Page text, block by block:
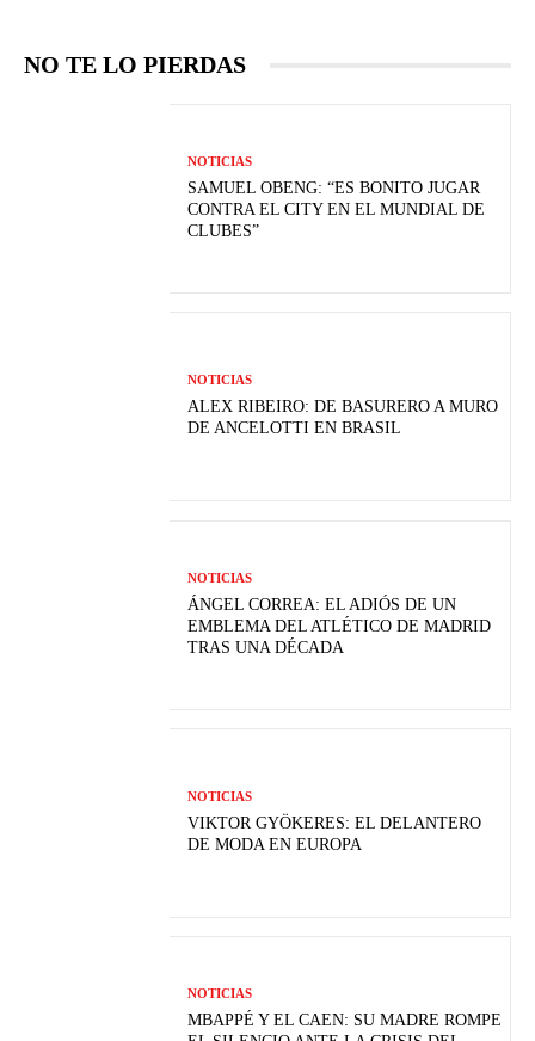
NO TE LO PIERDAS
NOTICIAS
SAMUEL OBENG: “ES BONITO JUGAR
CONTRA EL CITY EN EL MUNDIAL DE
CLUBES”
NOTICIAS
ALEX RIBEIRO: DE BASURERO A MURO
DE ANCELOTTI EN BRASIL
NOTICIAS
ÁNGEL CORREA: EL ADIÓS DE UN
EMBLEMA DEL ATLÉTICO DE MADRID
TRAS UNA DÉCADA
NOTICIAS
VIKTOR GYÖKERES: EL DELANTERO
DE MODA EN EUROPA
NOTICIAS
MBAPPÉ Y EL CAEN: SU MADRE ROMPE